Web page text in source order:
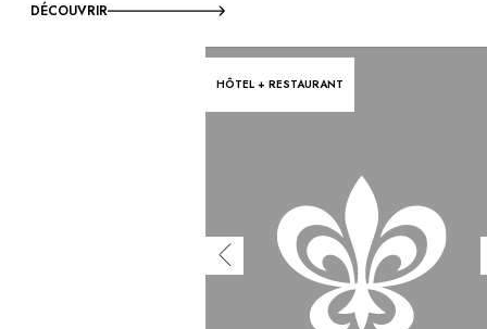
DÉCOUVRIR
HÔTEL + RESTAURANT